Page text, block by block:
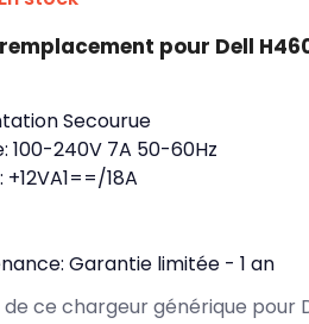
pour Dell
Secourue
100-240V 7A 50-60Hz
+12VA1==/18A
Garantie limitée - 1 an
ce chargeur générique pour